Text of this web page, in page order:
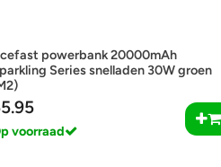
powerbank 20000mAh
Series snelladen 30W groen
voorraad